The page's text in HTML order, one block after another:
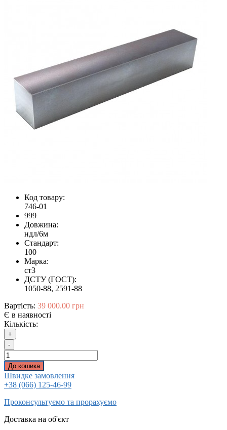
Код товару:
746-01
999
Довжина:
ндл/6м
Стандарт:
100
Марка:
ст3
ДСТУ (ГОСТ):
1050-88, 2591-88
Вартість: 39 000.00 грн
Є в наявності
Кількість:
+
-
До кошика
Швидке замовлення
+38 (066) 125-46-99
Проконсультуємо та прорахуємо
Доставка на об'єкт